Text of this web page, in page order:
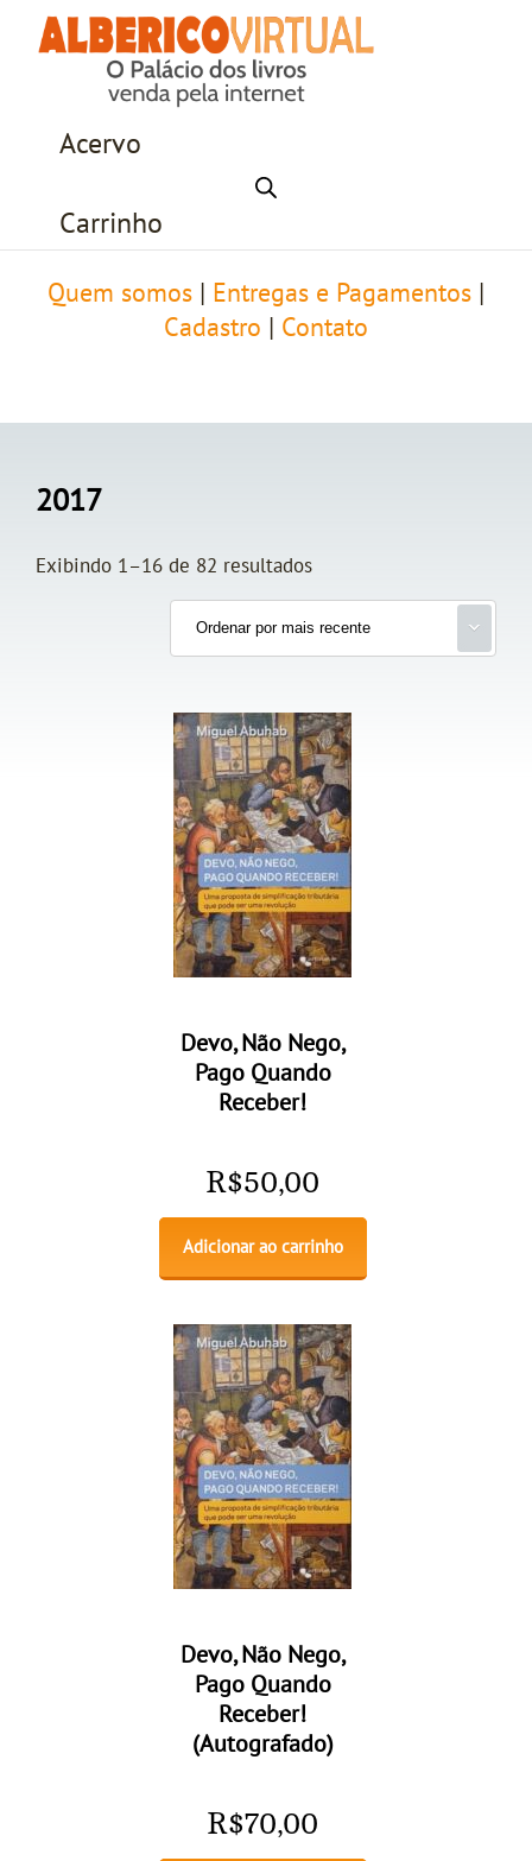
Acervo
Carrinho
Quem somos Entregas e Pagamentos
Cadastro
Contato
2017
Exibindo 1–16 de 82 resultados
Devo, Não Nego,
Pago Quando
Receber!
R$50,00
Adicionar ao carrinho
Devo, Não Nego,
Pago Quando
Receber!
(Autografado)
R$70,00